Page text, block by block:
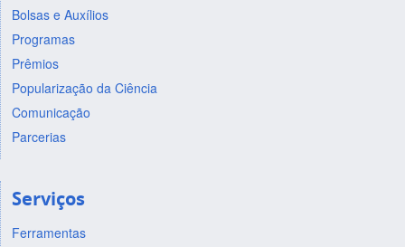
Bolsas e Auxílios
Programas
Prêmios
Popularização da Ciência
Comunicação
Parcerias
Serviços
Ferramentas